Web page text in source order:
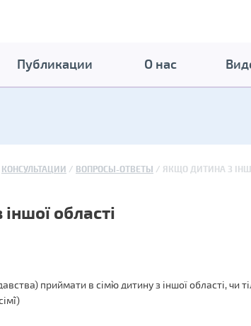
Публикации О нас
КОНСУЛЬТАЦИИ ВОПРОСЫ-ОТВЕТЫ ЯКЩО ДИТИНА З
області
приймати в сім`ю дитину з іншої області, чи